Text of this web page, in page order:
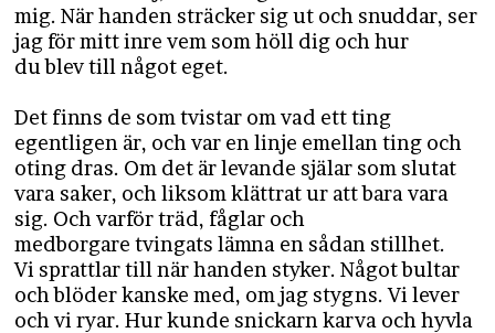
mig. När handen sträcker sig ut och snuddar, ser
jag för mitt inre vem som höll dig och hur
du blev till något eget.
Det finns de som tvistar om vad ett ting
egentligen är, och var en linje emellan ting och
oting dras. Om det är levande själar som slutat
vara saker, och liksom klättrat ur att bara vara
sig. Och varför träd, fåglar och
medborgare tvingats lämna en sådan stillhet.
Vi sprattlar till när handen styker. Något bultar
och blöder kanske med, om jag stygns. Vi lever
och vi ryar. Hur kunde snickarn karva och hyvla